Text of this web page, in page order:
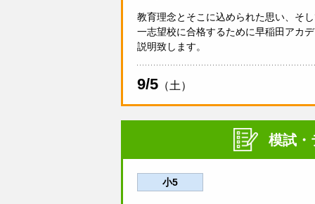
教育理念とそこに込められた思い、そ
一志望校に合格するために早稲田アカ
説明致します。
9/5 （土）
模試・
小5